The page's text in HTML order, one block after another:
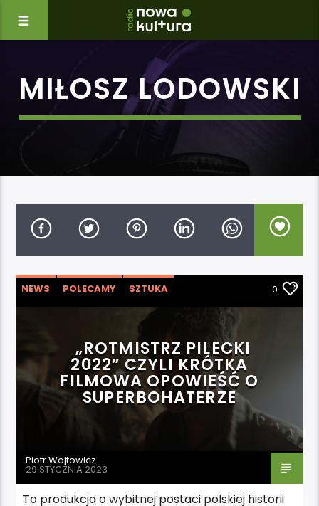
MIŁOSZ LODOWSKI
NEWS POLECAMY
SZTUKA
0
„ROTMISTRZ PILECKI
2022” CZYLI KRÓTKA
FILMOWA OPOWIEŚĆ O
SUPERBOHATERZE
Piotr Wojtowicz
29 STYCZNIA 2023
To produkcja o wybitnej postaci polskiej historii